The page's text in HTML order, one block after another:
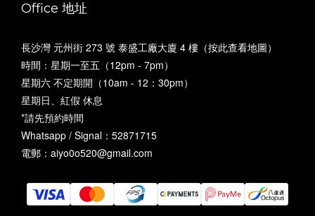
Office 地址
長沙灣 元州街 273 號 泰盛工廠大廈 4 樓（按此查看地圖）
時間：星期一至五（12pm - 7pm）
星期六 不定期開（10am - 12：30pm）
星期日、紅假 休息
*請先預約時間
Whatsapp / Signal：52871715
電郵：aiyo0o520@gmail.com